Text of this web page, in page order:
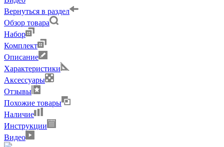
Вернуться в раздел
Обзор товара
Набор
Комплект
Описание
Характеристики
Аксессуары
Отзывы
Похожие товары
Наличие
Инструкции
Видео